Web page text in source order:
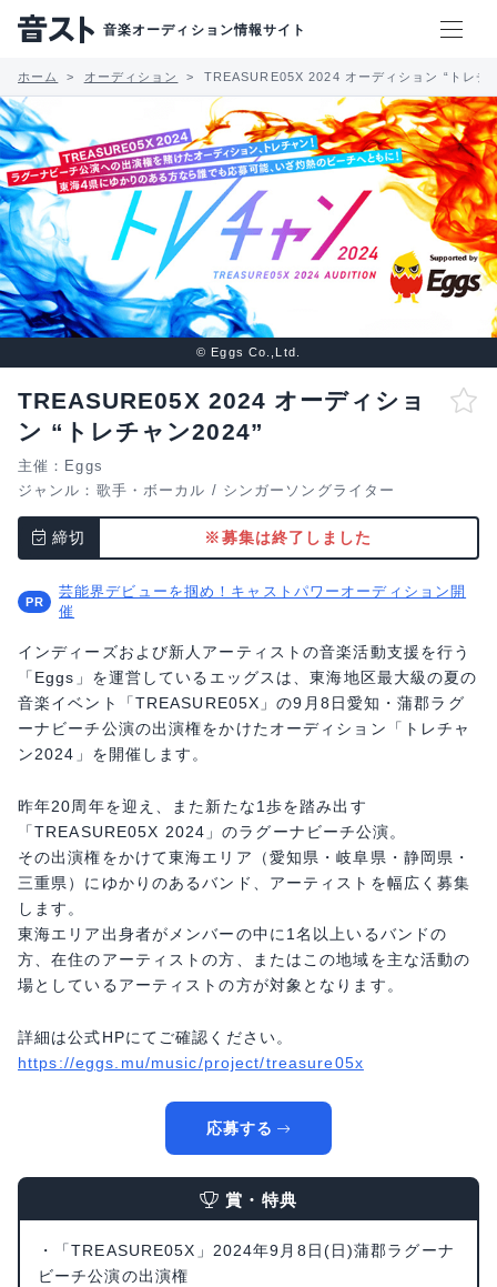
音楽オーディション情報サイト
ホーム オーディション TREASURE05X 2024 オーディション “トレチ
© Eggs Co.,Ltd.
TREASURE05X 2024 オーディショ
ン “トレチャン2024”
主催：Eggs
ジャンル： 歌手・ボーカル / シンガーソングライター
締切 ※募集は終了しました
芸能界デビューを掴め！キャストパワーオーディション開
催
インディーズおよび新人アーティストの音楽活動支援を行う
「Eggs」を運営しているエッグスは、東海地区最大級の夏の
音楽イベント「TREASURE05X」の9月8日愛知・蒲郡ラグ
ーナビーチ公演の出演権をかけたオーディション「トレチャ
ン2024」を開催します。
昨年20周年を迎え、また新たな1歩を踏み出す
「TREASURE05X 2024」のラグーナビーチ公演。
その出演権をかけて東海エリア（愛知県・岐阜県・静岡県・
三重県）にゆかりのあるバンド、アーティストを幅広く募集
します。
東海エリア出身者がメンバーの中に1名以上いるバンドの
方、在住のアーティストの方、またはこの地域を主な活動の
場としているアーティストの方が対象となります。
詳細は公式HPにてご確認ください。
https://eggs.mu/music/project/treasure05x
応募する
賞・特典
・「TREASURE05X」2024年9月8日(日)蒲郡ラグーナ
ビーチ公演の出演権